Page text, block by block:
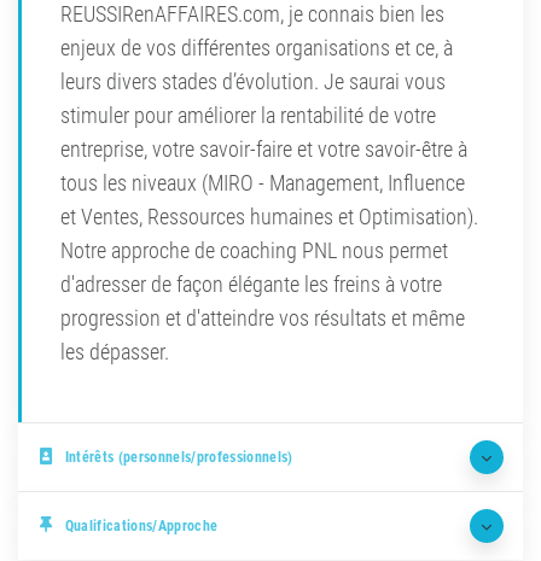
REUSSIRenAFFAIRES.com, je connais bien les
enjeux de vos différentes organisations et ce, à
leurs divers stades d’évolution. Je saurai vous
stimuler pour améliorer la rentabilité de votre
entreprise, votre savoir-faire et votre savoir-être à
tous les niveaux (MIRO - Management, Influence
et Ventes, Ressources humaines et Optimisation).
Notre approche de coaching PNL nous permet
d'adresser de façon élégante les freins à votre
progression et d'atteindre vos résultats et même
les dépasser.
Intérêts (personnels/professionnels)
Qualifications/Approche